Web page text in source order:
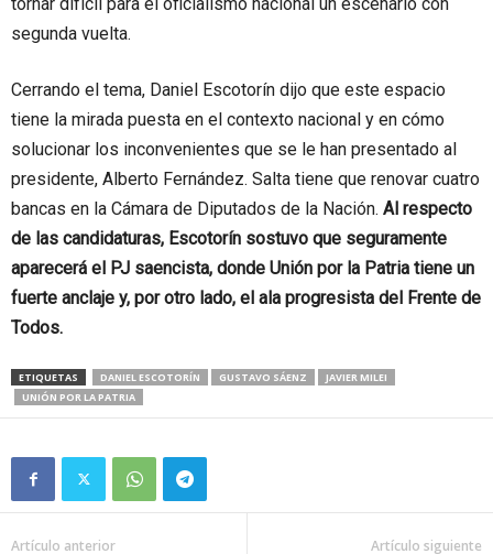
segunda vuelta.
Cerrando el tema, Daniel Escotorín dijo que este espacio
tiene la mirada puesta en el contexto nacional y en cómo
solucionar los inconvenientes que se le han presentado al
presidente, Alberto Fernández. Salta tiene que renovar cuatro
bancas en la Cámara de Diputados de la Nación. Al respecto
de las candidaturas, Escotorín sostuvo que seguramente
aparecerá el PJ saencista, donde Unión por la Patria tiene un
fuerte anclaje y, por otro lado, el ala progresista del Frente de
Todos.
ETIQUETAS DANIEL ESCOTORÍN GUSTAVO SÁENZ
JAVIER MILEI
UNIÓN POR LA PATRIA
Artículo anterior Artículo siguiente